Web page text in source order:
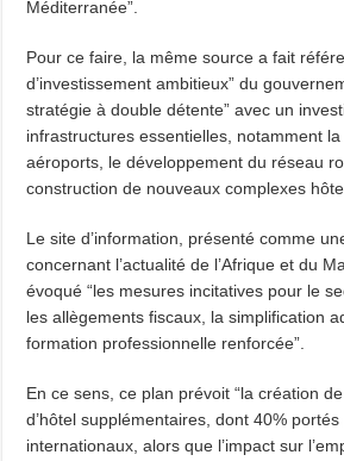
Méditerranée”.
Pour ce faire, la même source a fait
d’investissement ambitieux” du
stratégie à double détente” avec un
infrastructures essentielles, notamment
aéroports, le développement du réseau
construction de nouveaux complexes
Le site d’information, présenté comme
concernant l’actualité de l’Afrique et du
évoqué “les mesures incitatives pour le
les allègements fiscaux, la simplification
formation professionnelle renforcée”.
En ce sens, ce plan prévoit “la création
d’hôtel supplémentaires, dont 40%
internationaux, alors que l’impact sur